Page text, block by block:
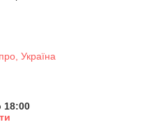
Україна
18:00